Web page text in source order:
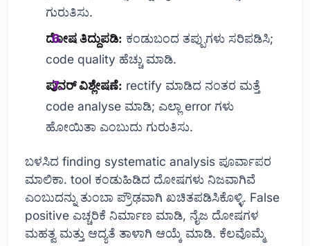
ಗುರುತಿಸು.
ದೋಷ ತಿದ್ದುಪಡಿ: ಕಂಡುಬಂದ ತಪ್ಪುಗಳು ಸರಿಪಡಿಸಿ;
code quality ಹೆಚ್ಚು ಮಾಡಿ.
ಪುನರ್ ವಿಶ್ಲೇಷಣೆ: rectify ಮಾಡಿದ ನಂತರ ಮತ್ತೆ
code analyse ಮಾಡಿ; ಎಲ್ಲಾ error ಗಳು
ಹೋಯಿತಾ ಎಂಬುದು ಗುರುತಿಸು.
ಬಳಸಿದ finding systematic analysis ಪೂರ್ವಾಪರ
ಮಾಲಿಕಾ. tool ಕಂಡುಹಿಡಿದ ದೋಷಗಳು ನಿಜವಾಗಿವೆ
ಎಂಬುದನ್ನು ತುಂಬಾ ಪ್ರೌಢವಾಗಿ ಖಚಿತಪಡಿಸಿಕೊಳ್ಳಿ. False
positive ಎಚ್ಚರಿಕೆ ನಿರ್ಮಾಣ ಮಾಡಿ, ನೈಜ ದೋಷಗಳ
ಮಹತ್ವ ಮತ್ತು ಆದ್ಯತೆ ತಾಳಾಗಿ ಆಯ್ಕೆ ಮಾಡಿ. ಕೆಲವೊಮ್ಮೆ